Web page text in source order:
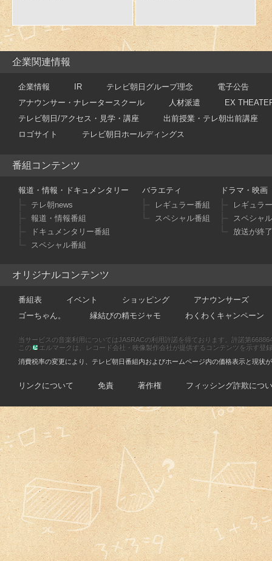
企業関連情報
企業情報 IR テレビ朝日グループ理念
電子公告
アナウンサー・ナレータースクール
人材派遣
EX
テレビ朝日/アクセス・見学・講座
出前授業・テレ朝出前講座
ロゴサイト
テレビ朝日ホールディングス
番組コンテンツ
報道・情報・ドキュメンタリー
テレ朝news
報道・情報番組
ドキュメンタリー番組
スペシャル番組
バラエティ
レギュラー番組
スペシャル番組
ドラマ・映画
レギュラ
スペシャ
放送が終
オリジナルコンテンツ
番組表 イベント ショッピング
アナウンサーズ
ゴーちゃん。
縁結びの精モジャモ わくわくキャンペーン
当サービスの音楽利用についてはJASRACの利用許諾を得ております。許諾第
この
エルマークは、レコード会社・映像製作会社が提供するコンテンツを示す登
消費税率の変更により、テレビ朝日番組内およびホームページ内の価格表示と現状
リンクについて 免責 著作権 フィッシング詐欺につ